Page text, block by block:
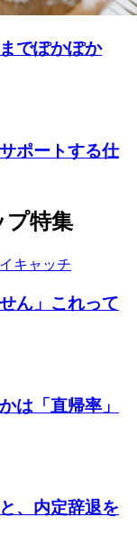
でぽかぽか
ポートする仕
特集
ん」これって
は「直帰率」
、内定辞退を